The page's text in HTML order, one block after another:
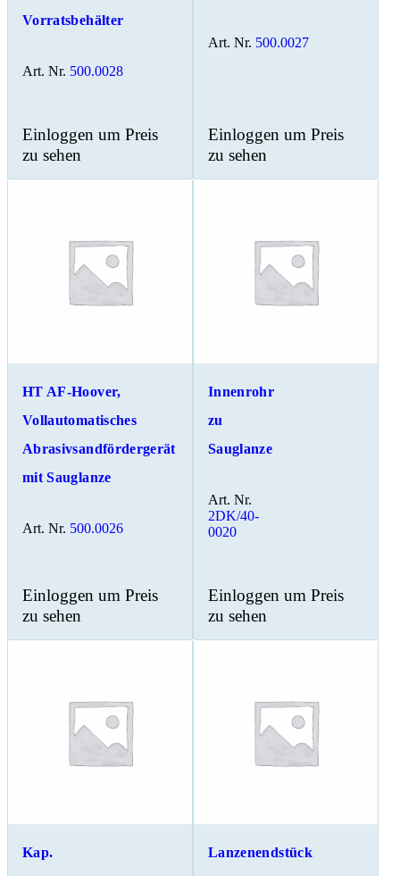
Vorratsbehälter
Art. Nr. 500.0028
Einloggen um Preis
zu sehen
Art. Nr. 500.0027
Einloggen um Preis
zu sehen
HT AF-Hoover,
Vollautomatisches
Abrasivsandfördergerät
mit Sauglanze
Art. Nr. 500.0026
Einloggen um Preis
zu sehen
Innenrohr
zu
Sauglanze
Art. Nr.
2DK/40-
0020
Einloggen um Preis
zu sehen
Kap.
Lanzenendstück